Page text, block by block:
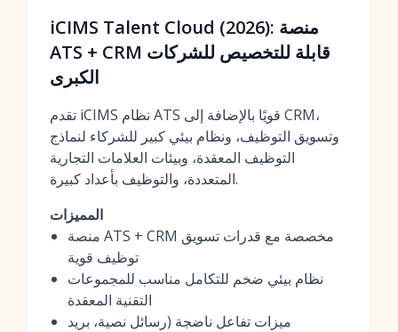
iCIMS Talent Cloud (2026): منصة
ATS + CRM قابلة للتخصيص للشركات
الكبرى
تقدم iCIMS نظام ATS قويًا بالإضافة إلى CRM،
وتسويق التوظيف، ونظام بيئي كبير للشركاء لنماذج
التوظيف المعقدة، وبيئات العلامات التجارية
المتعددة، والتوظيف بأعداد كبيرة.
المميزات
منصة ATS + CRM مخصصة مع قدرات تسويق
توظيف قوية
نظام بيئي ضخم للتكامل مناسب للمجموعات
التقنية المعقدة
ميزات تفاعل ناضجة (رسائل نصية، بريد